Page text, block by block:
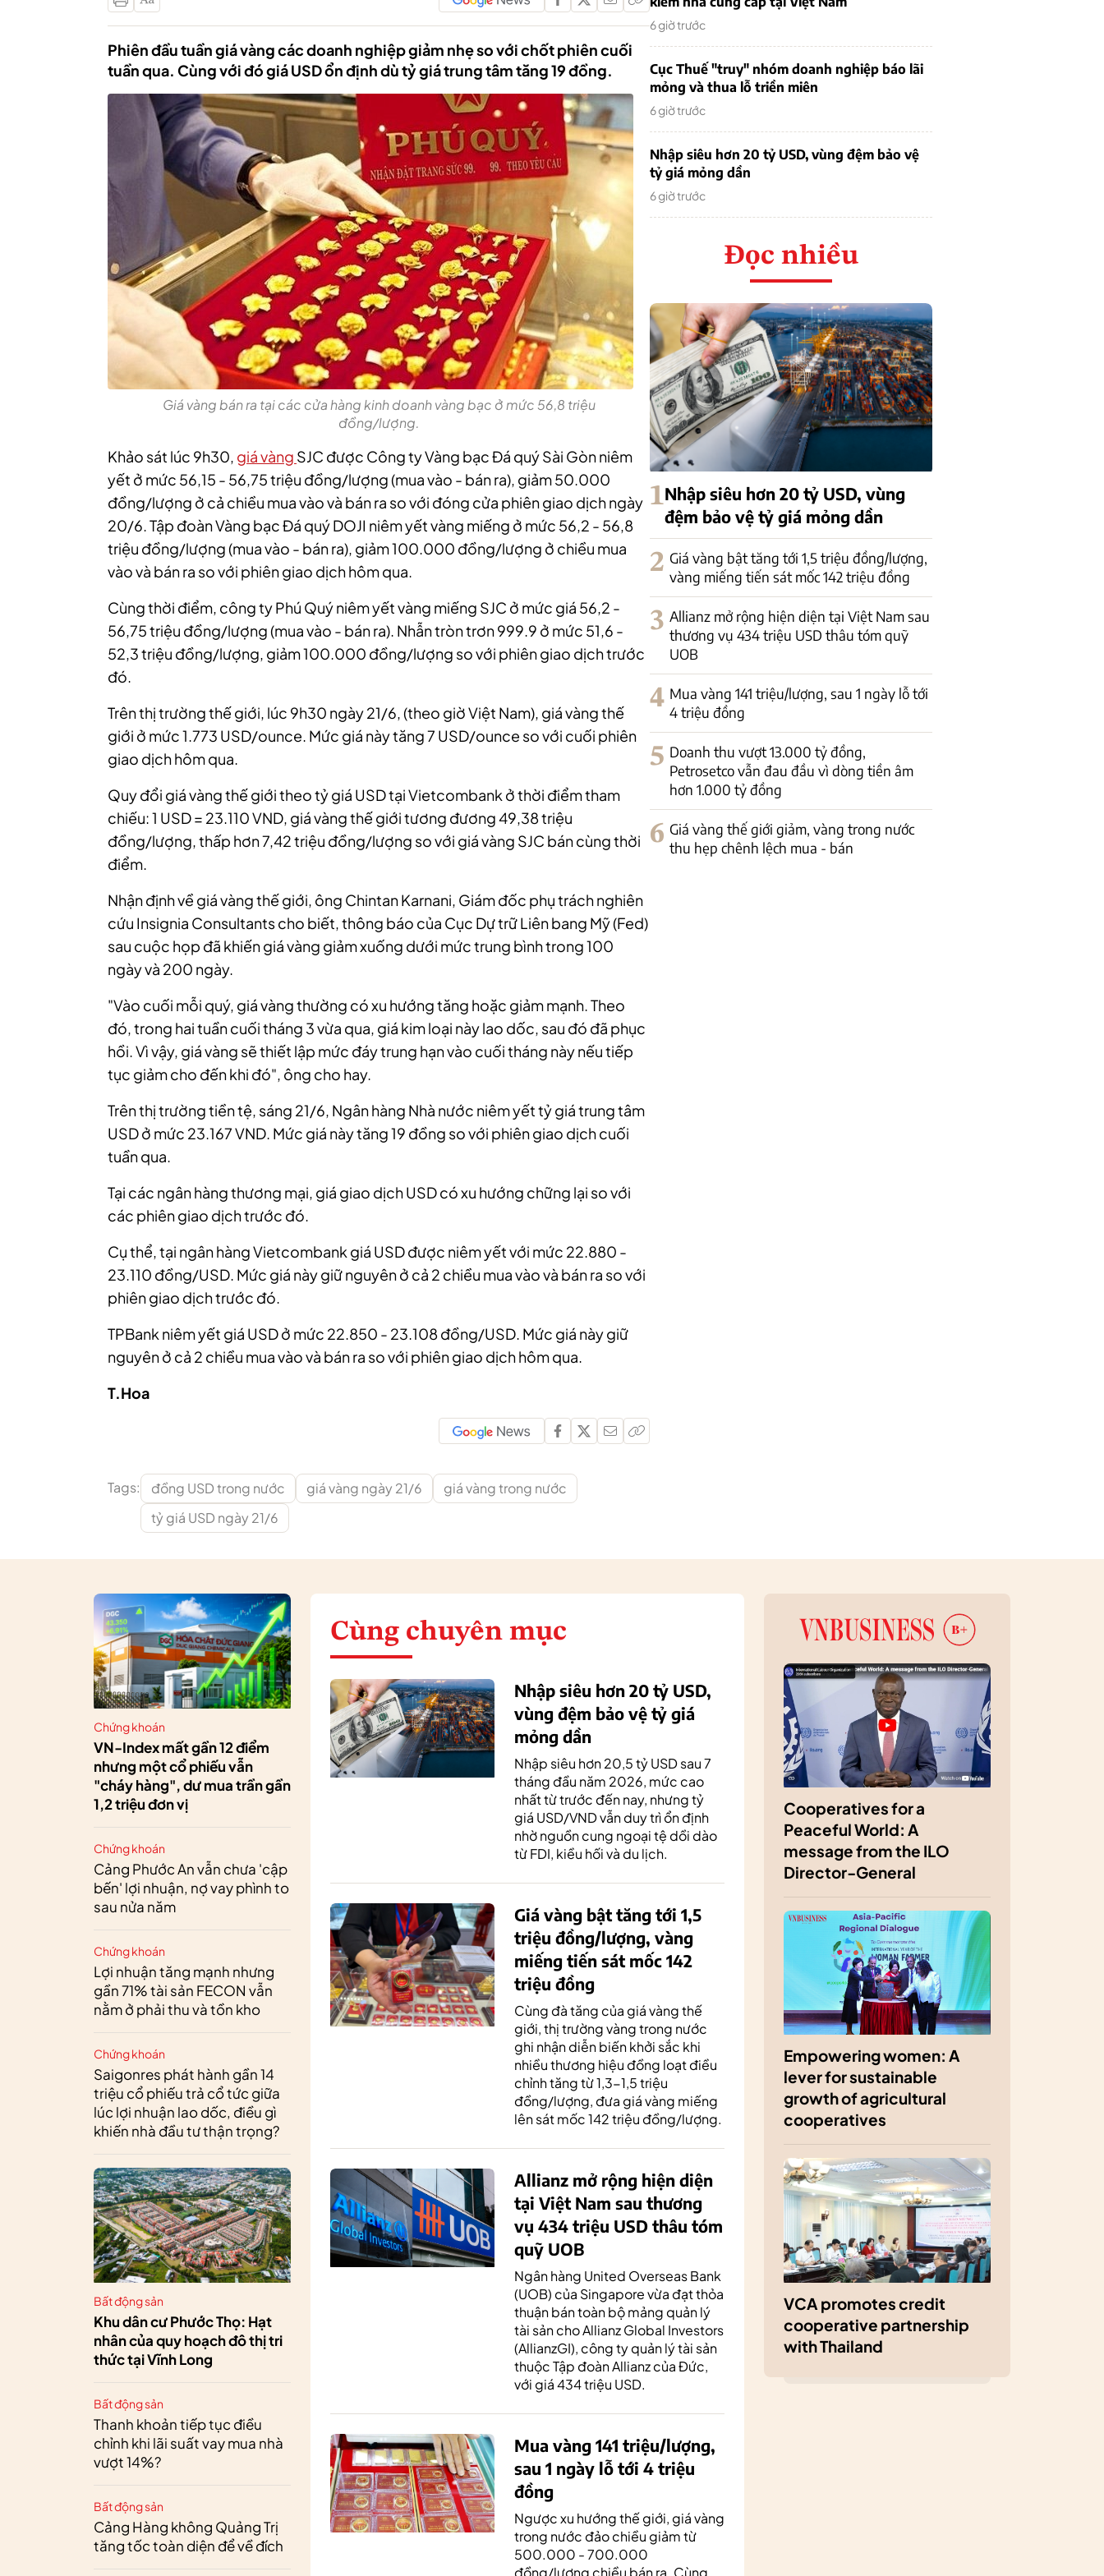
Phiên đầu tuần giá vàng các doanh nghiệp giảm nhẹ so với chốt phiên cuối
tuần qua. Cùng với đó giá USD ổn định dù tỷ giá trung tâm tăng 19 đồng.
Giá vàng bán ra tại các cửa hàng kinh doanh vàng bạc ở mức 56,8 triệu
đồng/lượng.
Khảo sát lúc 9h30, giá vàng SJC được Công ty Vàng bạc Đá quý Sài Gòn niêm
yết ở mức 56,15 - 56,75 triệu đồng/lượng (mua vào - bán ra), giảm 50.000
đồng/lượng ở cả chiều mua vào và bán ra so với đóng cửa phiên giao dịch ngày
20/6.Tập đoàn Vàng bạc Đá quý DOJI niêm yết vàng miếng ở mức 56,2 - 56,8
triệu đồng/lượng (mua vào - bán ra), giảm 100.000 đồng/lượng ở chiều mua
vào và bán ra so với phiên giao dịch hôm qua.
Cùng thời điểm, công ty Phú Quý niêm yết vàng miếng SJC ở mức giá 56,2 -
56,75 triệu đồng/lượng (mua vào - bán ra). Nhẫn tròn trơn 999.9 ở mức 51,6 -
52,3 triệu đồng/lượng, giảm 100.000 đồng/lượng so với phiên giao dịch trước
đó.
Trên thị trường thế giới, lúc 9h30 ngày 21/6, (theo giờ Việt Nam), giá vàng thế
giới ở mức 1.773 USD/ounce. Mức giá này tăng 7 USD/ounce so với cuối phiên
giao dịch hôm qua.
Quy đổi giá vàng thế giới theo tỷ giá USD tại Vietcombank ở thời điểm tham
chiếu: 1 USD = 23.110 VND, giá vàng thế giới tương đương 49,38 triệu
đồng/lượng, thấp hơn 7,42 triệu đồng/lượng so với giá vàng SJC bán cùng thời
điểm.
Nhận định về giá vàng thế giới, ông Chintan Karnani, Giám đốc phụ trách nghiên
cứu Insignia Consultants cho biết, thông báo của Cục Dự trữ Liên bang Mỹ (Fed)
sau cuộc họp đã khiến giá vàng giảm xuống dưới mức trung bình trong 100
ngày và 200 ngày.
"Vào cuối mỗi quý, giá vàng thường có xu hướng tăng hoặc giảm mạnh. Theo
đó, trong hai tuần cuối tháng 3 vừa qua, giá kim loại này lao dốc, sau đó đã phục
hồi. Vì vậy, giá vàng sẽ thiết lập mức đáy trung hạn vào cuối tháng này nếu tiếp
tục giảm cho đến khi đó", ông cho hay.
Trên thị trường tiền tệ, sáng 21/6, Ngân hàng Nhà nước niêm yết tỷ giá trung tâm
USD ở mức 23.167 VND. Mức giá này tăng 19 đồng so với phiên giao dịch cuối
tuần qua.
Tại các ngân hàng thương mại, giá giao dịch USD có xu hướng chững lại so với
các phiên giao dịch trước đó.
Cụ thể, tại ngân hàng Vietcombank giá USD được niêm yết với mức 22.880 -
23.110 đồng/USD. Mức giá này giữ nguyên ở cả 2 chiều mua vào và bán ra so với
phiên giao dịch trước đó.
TPBank niêm yết giá USD ở mức 22.850 - 23.108 đồng/USD. Mức giá này giữ
nguyên ở cả 2 chiều mua vào và bán ra so với phiên giao dịch hôm qua.
T.Hoa
Tags: đồng USD trong nước giá vàng ngày 21/6
giá vàng trong nước
tỷ giá USD ngày 21/6
6 giờ trước
Cục Thuế "truy" nhóm doanh nghiệp báo lãi
mỏng và thua lỗ triền miên
6 giờ trước
Nhập siêu hơn 20 tỷ USD, vùng đệm bảo vệ
tỷ giá mỏng dần
6 giờ trước
Đọc nhiều
1Nhập siêu hơn 20 tỷ USD, vùng
đệm bảo vệ tỷ giá mỏng dần
2 Giá vàng bật tăng tới 1,5 triệu đồng/lượng,
vàng miếng tiến sát mốc 142 triệu đồng
3 Allianz mở rộng hiện diện tại Việt Nam sau
thương vụ 434 triệu USD thâu tóm quỹ
UOB
4 Mua vàng 141 triệu/lượng, sau 1 ngày lỗ tới
4 triệu đồng
5 Doanh thu vượt 13.000 tỷ đồng,
Petrosetco vẫn đau đầu vì dòng tiền âm
hơn 1.000 tỷ đồng
6 Giá vàng thế giới giảm, vàng trong nước
thu hẹp chênh lệch mua - bán
Chứng khoán
VN-Index mất gần 12 điểm
nhưng một cổ phiếu vẫn
"cháy hàng", dư mua trần gần
1,2 triệu đơn vị
Chứng khoán
Cảng Phước An vẫn chưa 'cập
bến' lợi nhuận, nợ vay phình to
sau nửa năm
Chứng khoán
Lợi nhuận tăng mạnh nhưng
gần 71% tài sản FECON vẫn
nằm ở phải thu và tồn kho
Chứng khoán
Saigonres phát hành gần 14
triệu cổ phiếu trả cổ tức giữa
lúc lợi nhuận lao dốc, điều gì
khiến nhà đầu tư thận trọng?
Bất động sản
Khu dân cư Phước Thọ: Hạt
nhân của quy hoạch đô thị tri
thức tại Vĩnh Long
Bất động sản
Thanh khoản tiếp tục điều
chỉnh khi lãi suất vay mua nhà
vượt 14%?
Bất động sản
Cảng Hàng không Quảng Trị
tăng tốc toàn diện để về đích
Cùng chuyên mục
Nhập siêu hơn 20 tỷ USD,
vùng đệm bảo vệ tỷ giá
mỏng dần
Nhập siêu hơn 20,5 tỷ USD sau 7
tháng đầu năm 2026, mức cao
nhất từ trước đến nay, nhưng tỷ
giá USD/VND vẫn duy trì ổn định
nhờ nguồn cung ngoại tệ dồi dào
từ FDI, kiều hối và du lịch.
Giá vàng bật tăng tới 1,5
triệu đồng/lượng, vàng
miếng tiến sát mốc 142
triệu đồng
Cùng đà tăng của giá vàng thế
giới, thị trường vàng trong nước
ghi nhận diễn biến khởi sắc khi
nhiều thương hiệu đồng loạt điều
chỉnh tăng từ 1,3-1,5 triệu
đồng/lượng, đưa giá vàng miếng
lên sát mốc 142 triệu đồng/lượng.
Allianz mở rộng hiện diện
tại Việt Nam sau thương
vụ 434 triệu USD thâu tóm
quỹ UOB
Ngân hàng United Overseas Bank
(UOB) của Singapore vừa đạt thỏa
thuận bán toàn bộ mảng quản lý
tài sản cho Allianz Global Investors
(AllianzGI), công ty quản lý tài sản
thuộc Tập đoàn Allianz của Đức,
với giá 434 triệu USD.
Mua vàng 141 triệu/lượng,
sau 1 ngày lỗ tới 4 triệu
đồng
Ngược xu hướng thế giới, giá vàng
trong nước đảo chiều giảm từ
500.000 - 700.000
đồng/lượng chiều bán ra. Cùng
Cooperatives for a
Peaceful World: A
message from the ILO
Director-General
Empowering women: A
lever for sustainable
growth of agricultural
cooperatives
VCA promotes credit
cooperative partnership
with Thailand